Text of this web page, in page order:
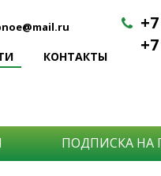
КОНТАКТЫ
ПОДПИСКА НА